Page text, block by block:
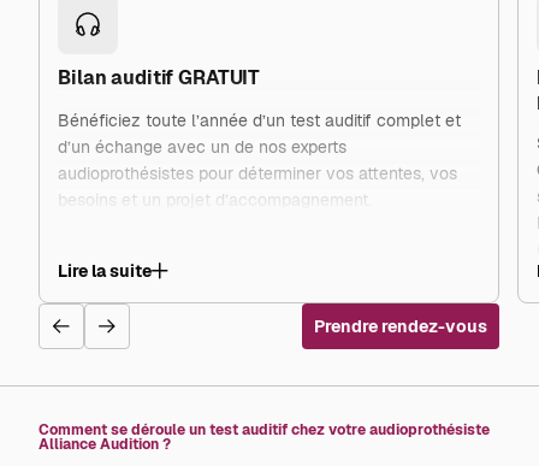
Bilan auditif GRATUIT
Bénéficiez toute l’année d’un test auditif complet et
d’un échange avec un de nos experts
audioprothésistes pour déterminer vos attentes, vos
besoins et un projet d’accompagnement.
Lire la suite
Prendre rendez-vous
Comment se déroule un test auditif chez votre audioprothésiste
Alliance Audition ?